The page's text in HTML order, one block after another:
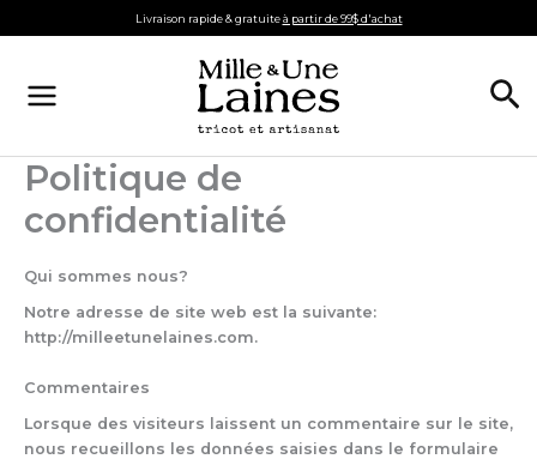
au
Livraison rapide & gratuiteà partir de 99$ d'achat
Politique de
confidentialité
Qui sommes nous?
Notre adresse de site web est la suivante:
http://milleetunelaines.com.
Commentaires
Lorsque des visiteurs laissent un commentaire sur le site,
nous recueillons les données saisies dans le formulaire